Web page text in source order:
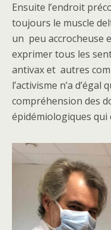
Ensuite l’endroit
toujours le muscle
un peu accrocheuse
exprimer tous les
antivax et autres
l’activisme n’a
compréhension des
épidémiologiques qui